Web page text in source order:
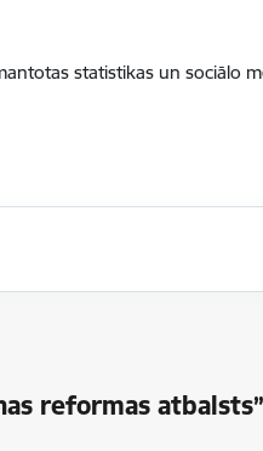
statistikas un sociālo
reformas atbalsts”